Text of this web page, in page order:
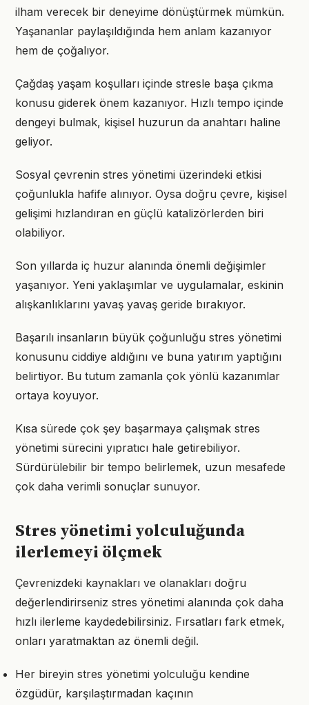
ilham verecek bir deneyime dönüştürmek mümkün.
Yaşananlar paylaşıldığında hem anlam kazanıyor
hem de çoğalıyor.
Çağdaş yaşam koşulları içinde stresle başa çıkma
konusu giderek önem kazanıyor. Hızlı tempo içinde
dengeyi bulmak, kişisel huzurun da anahtarı haline
geliyor.
Sosyal çevrenin stres yönetimi üzerindeki etkisi
çoğunlukla hafife alınıyor. Oysa doğru çevre, kişisel
gelişimi hızlandıran en güçlü katalizörlerden biri
olabiliyor.
Son yıllarda iç huzur alanında önemli değişimler
yaşanıyor. Yeni yaklaşımlar ve uygulamalar, eskinin
alışkanlıklarını yavaş yavaş geride bırakıyor.
Başarılı insanların büyük çoğunluğu stres yönetimi
konusunu ciddiye aldığını ve buna yatırım yaptığını
belirtiyor. Bu tutum zamanla çok yönlü kazanımlar
ortaya koyuyor.
Kısa sürede çok şey başarmaya çalışmak stres
yönetimi sürecini yıpratıcı hale getirebiliyor.
Sürdürülebilir bir tempo belirlemek, uzun mesafede
çok daha verimli sonuçlar sunuyor.
Stres yönetimi yolculuğunda
ilerlemeyi ölçmek
Çevrenizdeki kaynakları ve olanakları doğru
değerlendirirseniz stres yönetimi alanında çok daha
hızlı ilerleme kaydedebilirsiniz. Fırsatları fark etmek,
onları yaratmaktan az önemli değil.
Her bireyin stres yönetimi yolculuğu kendine
özgüdür, karşılaştırmadan kaçının